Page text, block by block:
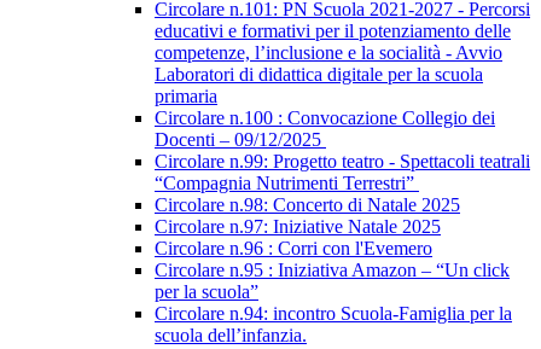
Circolare n.101: PN Scuola 2021-2027 - Percorsi
educativi e formativi per il potenziamento delle
competenze, l’inclusione e la socialità - Avvio
Laboratori di didattica digitale per la scuola
primaria
Circolare n.100 : Convocazione Collegio dei
Docenti – 09/12/2025
Circolare n.99: Progetto teatro - Spettacoli teatrali
“Compagnia Nutrimenti Terrestri”
Circolare n.98: Concerto di Natale 2025
Circolare n.97: Iniziative Natale 2025
Circolare n.96 : Corri con l'Evemero
Circolare n.95 : Iniziativa Amazon – “Un click
per la scuola”
Circolare n.94: incontro Scuola-Famiglia per la
scuola dell’infanzia.